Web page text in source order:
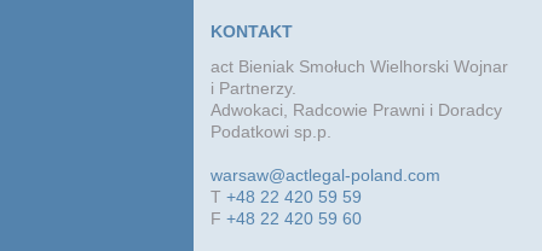
KONTAKT
act Bieniak Smołuch Wielhorski Wojnar
i Partnerzy.
Adwokaci, Radcowie Prawni i Doradcy
Podatkowi sp.p.
warsaw@actlegal-poland.com
T+48 22 420 59 59
F+48 22 420 59 60